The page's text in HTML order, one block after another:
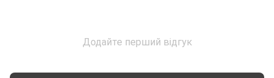
Додайте перший відгук